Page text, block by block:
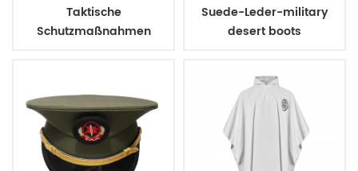
Taktische
Schutzmaßnahmen
Suede-Leder-military
desert boots